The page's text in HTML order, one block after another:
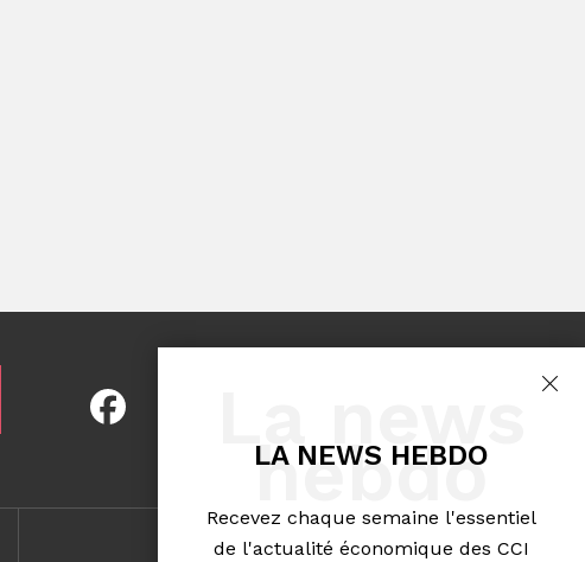
hebdo
LA NEWS HEBDO
Recevez chaque semaine l'essentiel
de l'actualité économique des CCI